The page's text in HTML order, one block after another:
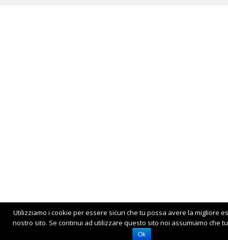
Utilizziamo i cookie per essere sicuri che tu possa avere la migliore
nostro sito. Se continui ad utilizzare questo sito noi assumiamo che
Ok